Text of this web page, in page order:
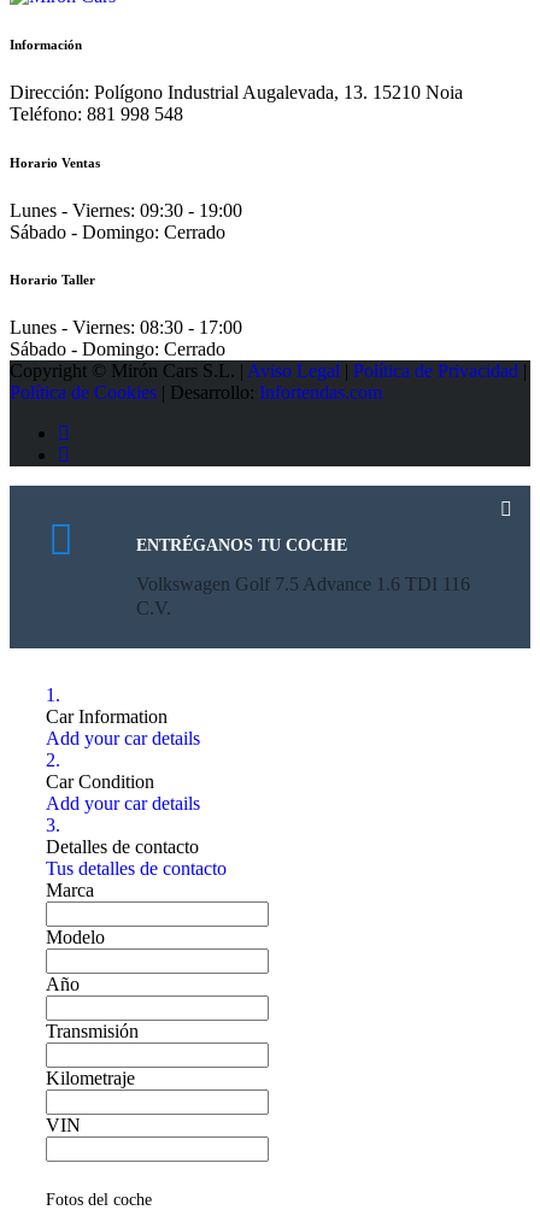
Información
Dirección: Polígono Industrial Augalevada, 13. 15210 Noia
Teléfono: 881 998 548
Horario Ventas
Lunes - Viernes: 09:30 - 19:00
Sábado - Domingo: Cerrado
Horario Taller
Lunes - Viernes: 08:30 - 17:00
Sábado - Domingo: Cerrado
Copyright © Mirón Cars S.L. | Aviso Legal Política de Privacidad
Política de Cookies | Desarrollo: Infortendas.com
ENTRÉGANOS TU COCHE
Volkswagen Golf 7.5 Advance 1.6 TDI 116
C.V.
1.
Car Information
Add your car details
2.
Car Condition
Add your car details
3.
Detalles de contacto
Tus detalles de contacto
Marca
Modelo
Año
Transmisión
Kilometraje
VIN
Fotos del coche